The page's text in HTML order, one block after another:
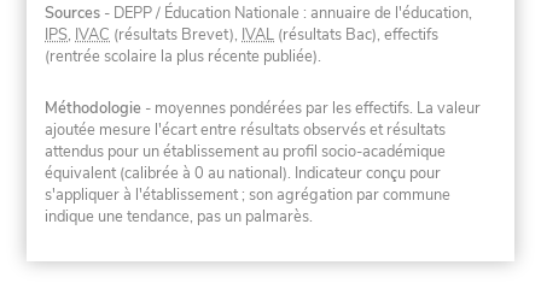
Sources - DEPP / Éducation Nationale : annuaire de l'éducation,
IPS, IVAC (résultats Brevet), IVAL (résultats Bac), effectifs
(rentrée scolaire la plus récente publiée).
Méthodologie - moyennes pondérées par les effectifs. La valeur
ajoutée mesure l'écart entre résultats observés et résultats
attendus pour un établissement au profil socio-académique
équivalent (calibrée à 0 au national). Indicateur conçu pour
s'appliquer à l'établissement ; son agrégation par commune
indique une tendance, pas un palmarès.